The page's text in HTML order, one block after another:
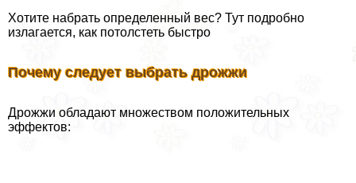
Хотите набрать определенный вес? Тут подробно
излагается, как потолстеть быстро
Почему следует выбрать дрожжи
Дрожжи обладают множеством положительных
эффектов: